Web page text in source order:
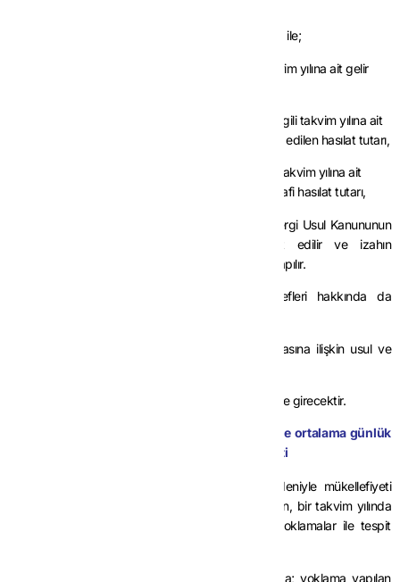
İkinci fıkra kapsamında tespit edilen hasılat tutarları ile;
a) Bilanço esasına göre defter tutanlar için ilgili takvim yılına ait gelir
b) İşletme hesabı esasına göre defter tutanlar için ilgili takvim yılına ait
işletme hesap özetinde yer alan dönem içinde elde edilen hasılat tutarı,
c) Serbest meslek kazanç defteri tutanlar için ilgili takvim yılına ait
serbest meslek kazanç bildiriminde yer alan gayrisafi hasılat tutarı,
arasındaki fark %20’den fazla olan mükellefler Vergi Usul Kanununun
370 inci maddesi kapsamında izaha davet edilir ve izahın
değerlendirilmesi mezkûr madde hükmüne göre yapılır.
Bu madde hükümleri kurumlar vergisi mükellefleri hakkında da
Hazine ve Maliye Bakanlığı maddenin uygulanmasına ilişkin usul ve
(2) Söz konusu hüküm, 1/1/2025 tarihinde yürürlüğe girecektir.
Günlük hasılat tutarlarının tespitinden hareketle ortalama günlük
ve aylık hasılat ile yıllık hasılat tutarlarının tespiti
(1) Ticari veya mesleki faaliyeti nedeniyle mükellefiyeti
bulunanların günlük hasılat tutarları, bir ayda üçten, bir takvim yılında
ise on ikiden az olmamak kaydıyla yapılacak yoklamalar ile tespit
(2) Günlük hasılat tutarlarının tespiti için ilgili ayda; yoklama yapılan